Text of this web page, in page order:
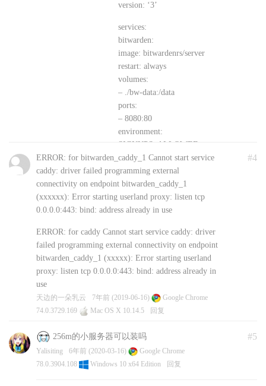
version: ‘3’
services:
bitwarden:
image: bitwardenrs/server
restart: always
volumes:
– ./bw-data:/data
ports:
– 8080:80
environment:
SIGNUPS_ALLOWED:
‘true’
LOG_FILE:
‘/data/bitwarden.log’
WEBSOCKET_ENABLED:
‘true’
之后再用nginx反代8080即可
server {
listen 443 ssl http2;
server_name
ssl_certificate
/root/full_chain.pem;
/root/private.key;
ssl_protocols TLSv1.2
TLSv1.3;
#4
ERROR: for bitwarden_caddy_1 Cannot start service
caddy: driver failed programming external
connectivity on endpoint bitwarden_caddy_1
(xxxxxx): Error starting userland proxy: listen tcp
0.0.0.0:443: bind: address already in use
ERROR: for caddy Cannot start service caddy: driver
failed programming external connectivity on endpoint
bitwarden_caddy_1 (xxxxx): Error starting userland
proxy: listen tcp 0.0.0.0:443: bind: address already in
use
天边的一朵乳云 7年前 (2019-06-16)
Google Chrome
74.0.3729.169
Mac OS X 10.14.5 回复
#5
256m的小服务器可以装吗
Yalisiting 6年前 (2020-03-16)
Google Chrome
78.0.3904.108
Windows 10 x64 Edition 回复